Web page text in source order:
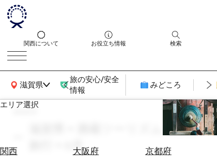
関西について お役立ち情報 検索
滋賀県
関西広域MAP
旅の安心/安全
情報
みどころ
エリア選択
関西 大阪府
京都府
エ
search
滋賀県 × 酒蔵ツーリズム × 家族
旅行 × 6月